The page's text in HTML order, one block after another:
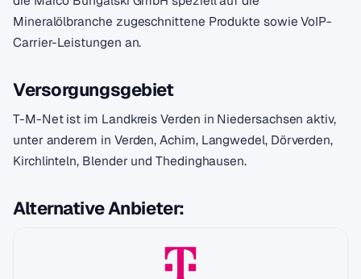
Mineralölbranche zugeschnittene Produkte sowie VoIP-
Carrier-Leistungen an.
Versorgungsgebiet
T-M-Net ist im Landkreis Verden in Niedersachsen aktiv,
unter anderem in Verden, Achim, Langwedel, Dörverden,
Kirchlinteln, Blender und Thedinghausen.
Alternative Anbieter: